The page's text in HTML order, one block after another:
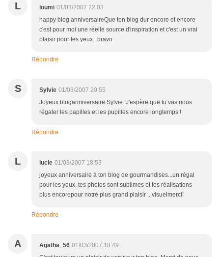
L loumi 01/03/2007 22:03
happy blog anniversaireQue ton blog dur encore et encore
c'est pour moi une réelle source d'inspiration et c'est un vrai
plaisir pour les yeux...bravo
Répondre
S Sylvie 01/03/2007 20:55
Joyeux bloganniversaire Sylvie !J'espère que tu vas nous
régaler les papilles et les pupilles encore longtemps !
Répondre
L lucie 01/03/2007 18:53
joyeux anniversaire à ton blog de gourmandises...un régal
pour les yeux, tes photos sont sublimes et tes réalisations
plus encorepour notre plus grand plaisir ...visuelmerci!
Répondre
A Agatha_56 01/03/2007 18:49